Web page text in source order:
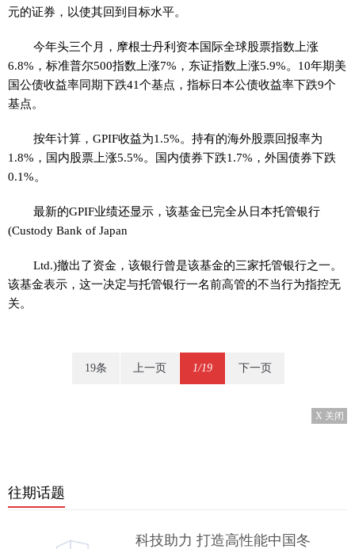
元的证券，以使其回到目标水平。
今年头三个月，摩根士丹利资本国际全球股票指数上涨
6.8%，标准普尔500指数上涨7%，东证指数上涨5.9%。10年期美
国公债收益率同期下跌41个基点，指标日本公债收益率下跌9个
基点。
按年计算，GPIF收益为1.5%。持有的海外股票回报率为
1.8%，国内股票上涨5.5%。国内债券下跌1.7%，外国债券下跌
0.1%。
最新的GPIF业绩还显示，该基金已完全从日本托管银行
(Custody Bank of Japan
Ltd.)撤出了资金，该银行曾是该基金的三家托管银行之一。
该基金表示，这一决定与托管银行一名前高管的不当行为指控无
关。
19条 上一页 1/19 下一页
X 关闭
往期话题
科技助力 打造高性能中国冬